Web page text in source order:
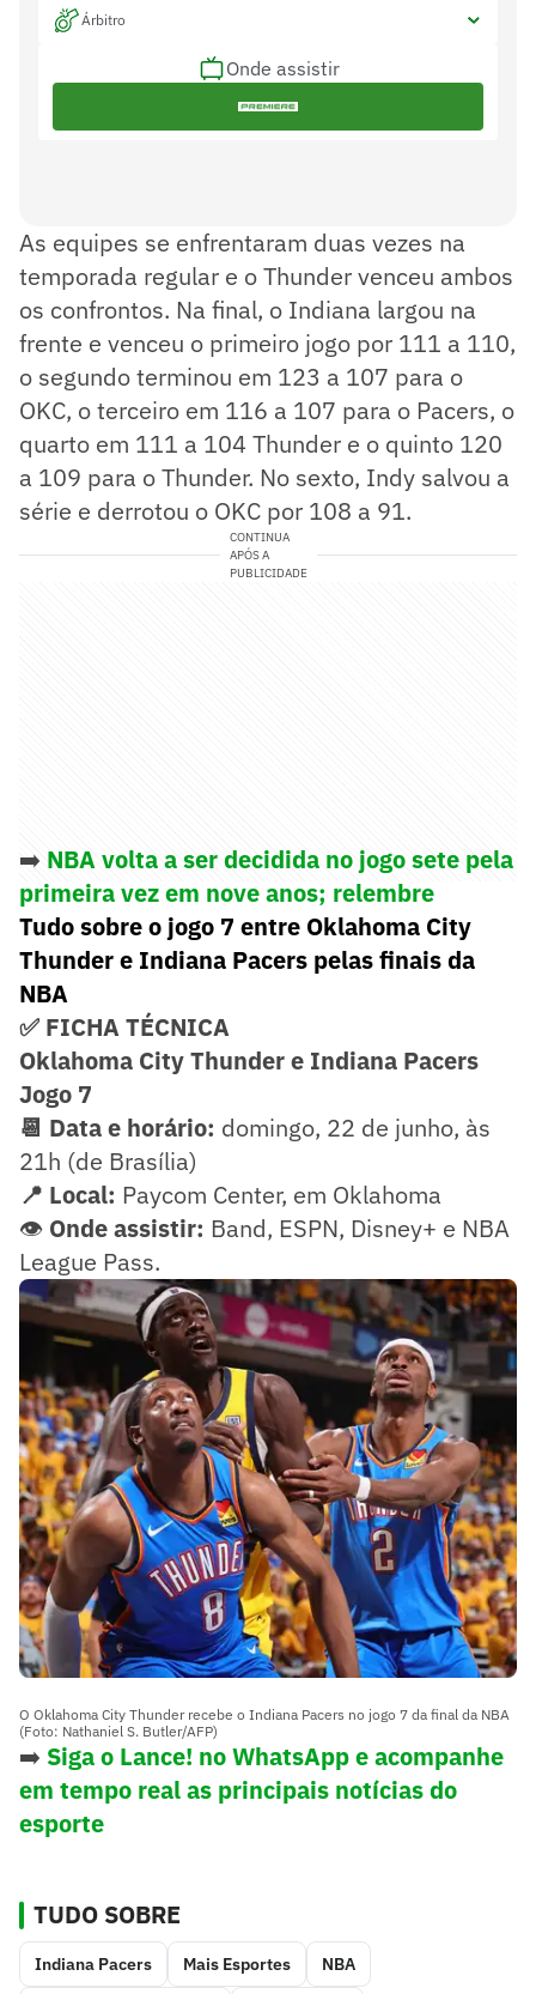
Árbitro
Onde assistir
As equipes se enfrentaram duas vezes na
temporada regular e o Thunder venceu ambos
os confrontos. Na final, o Indiana largou na
frente e venceu o primeiro jogo por 111 a 110,
o segundo terminou em 123 a 107 para o
OKC, o terceiro em 116 a 107 para o Pacers, o
quarto em 111 a 104 Thunder e o quinto 120
a 109 para o Thunder. No sexto, Indy salvou a
série e derrotou o OKC por 108 a 91.
CONTINUA
APÓS A
PUBLICIDADE
➡️ NBA volta a ser decidida no jogo sete pela
primeira vez em nove anos; relembre
Tudo sobre o jogo 7 entre Oklahoma City
Thunder e Indiana Pacers pelas finais da
NBA
✅ FICHA TÉCNICA
Oklahoma City Thunder e Indiana Pacers
Jogo 7
📆 Data e horário: domingo, 22 de junho, às
21h (de Brasília)
📍 Local: Paycom Center, em Oklahoma
👁️ Onde assistir: Band, ESPN, Disney+ e NBA
League Pass.
O Oklahoma City Thunder recebe o Indiana Pacers no jogo 7 da final da NBA
(Foto: Nathaniel S. Butler/AFP)
➡️ Siga o Lance! no WhatsApp e acompanhe
em tempo real as principais notícias do
esporte
TUDO SOBRE
Indiana Pacers Mais Esportes NBA